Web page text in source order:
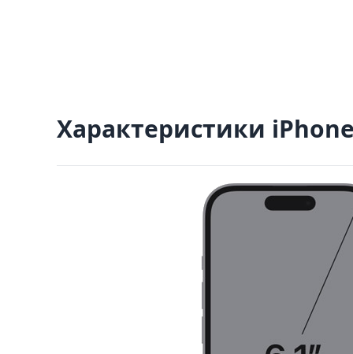
Характеристики